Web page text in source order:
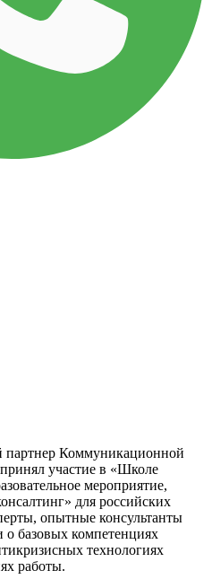
Коммуникационной
участие в «Школе
мероприятие,
для российских
опытные консультанты
о базовых компетенциях
технологиях
работы.